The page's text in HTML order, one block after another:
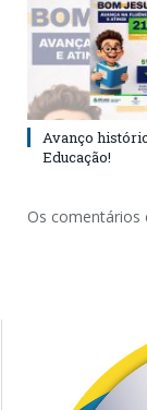
Avanço
Educação!
Os comentários